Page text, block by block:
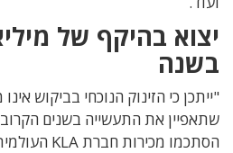
יצוא בהיקף של
בשנה
"ייתכן כי הזינוק הנוכחי בביקוש